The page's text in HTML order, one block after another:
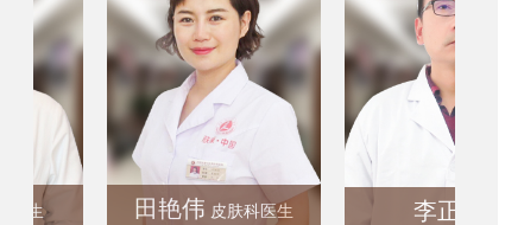
田艳伟 皮肤科医生 李正彬